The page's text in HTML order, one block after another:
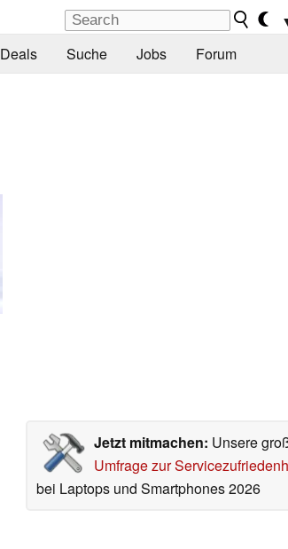
Deals Suche Jobs Forum
Jetzt mitmachen: Unsere
Umfrage zur
bei Laptops und Smartphones 2026